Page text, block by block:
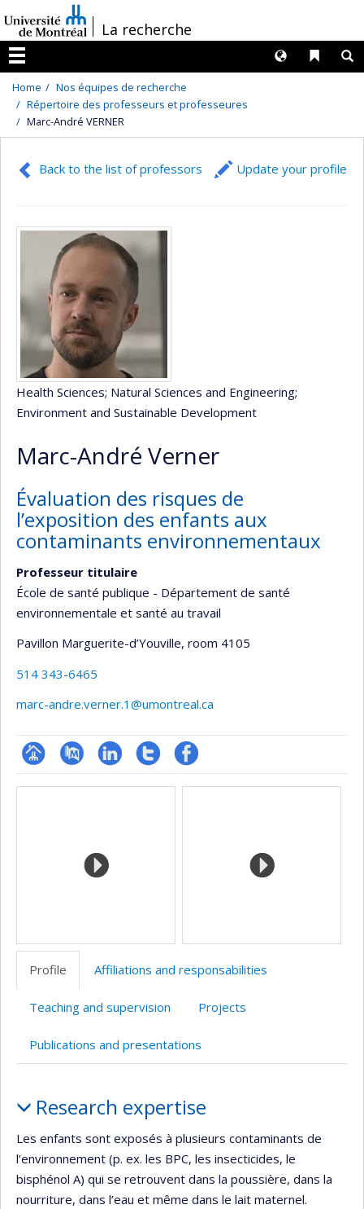
au
contenu
/La recherche
Menu
Liens
Langues
Home
Nos équipes de recherche
Répertoire des professeurs et professeures
Marc-André VERNER
Back to the list of professors Update your profile
Health Sciences; Natural Sciences and Engineering;
Environment and Sustainable Development
Marc-André Verner
Évaluation des risques de
l’exposition des enfants aux
contaminants environnementaux
Professeur titulaire
École de santé publique - Département de santé
environnementale et santé au travail
Pavillon Marguerite-d’Youville, room 4105
514 343-6465
marc-andre.verner.1@umontreal.ca
Page PubMedLinkedInCompteProfil
Media
Profile Affiliations and responsabilities
Teaching and supervision Projects
Publications and presentations
Research expertise
Les enfants sont exposés à plusieurs contaminants de
l’environnement (p. ex. les BPC, les insecticides, le
bisphénol A) qui se retrouvent dans la poussière, dans la
nourriture, dans l’eau et même dans le lait maternel.